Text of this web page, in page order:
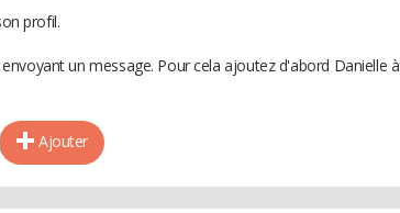
profil.
un message. Pour cela ajoutez d'abord Danielle à
Ajouter